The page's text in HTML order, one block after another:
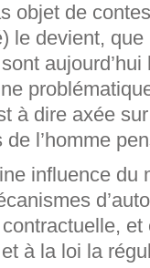
objet de
le devient,
à dire axée
l’homme
influence du
à la loi la